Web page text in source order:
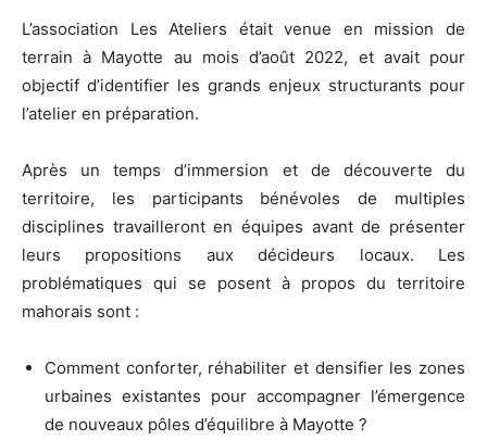
L’association Les Ateliers était venue en mission de
terrain à Mayotte au mois d’août 2022, et avait pour
objectif d’identifier les grands enjeux structurants pour
l’atelier en préparation.
Après un temps d’immersion et de découverte du
territoire, les participants bénévoles de multiples
disciplines travailleront en équipes avant de présenter
leurs propositions aux décideurs locaux. Les
problématiques qui se posent à propos du territoire
mahorais sont :
Comment conforter, réhabiliter et densifier les zones
urbaines existantes pour accompagner l’émergence
de nouveaux pôles d’équilibre à Mayotte ?